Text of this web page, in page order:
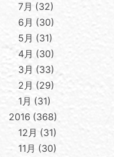
7月
32
6月
30
5月
31
4月
30
3月
33
2月
29
1月
31
2016 368
12月
31
11月
30